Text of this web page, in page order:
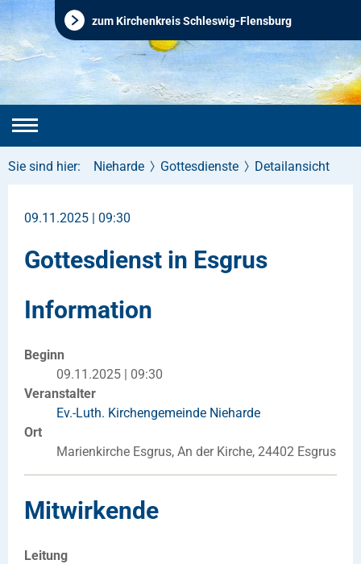
zum Kirchenkreis Schleswig-Flensburg
Sie sind hier: Nieharde Gottesdienste Detailansicht
09.11.2025 | 09:30
Gottesdienst in Esgrus
Information
Beginn
09.11.2025 | 09:30
Veranstalter
Ev.-Luth. Kirchengemeinde Nieharde
Ort
Marienkirche Esgrus, An der Kirche, 24402 Esgrus
Mitwirkende
Leitung